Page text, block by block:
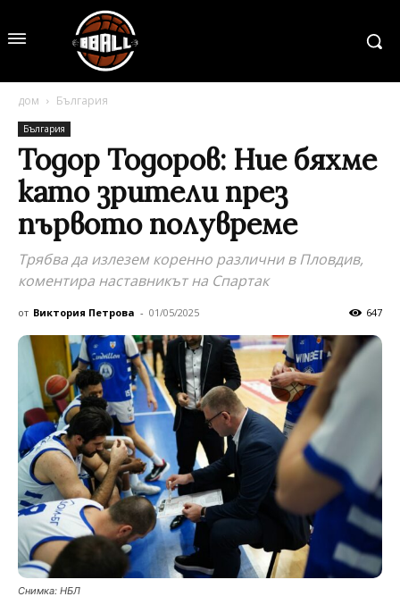
дом България
България
Тодор Тодоров: Ние бяхме
като зрители през
първото полувреме
Трябва да излезем коренно различни в Пловдив,
коментира наставникът на Спартак
от Виктория Петрова - 01/05/2025 647
Снимка: НБЛ